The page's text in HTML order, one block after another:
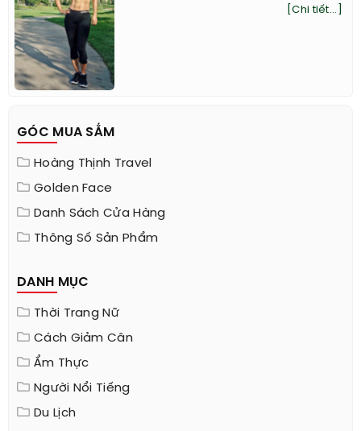
[Chi tiết...]
GÓC MUA SẮM
Hoàng Thịnh Travel
Golden Face
Danh Sách Cửa Hàng
Thông Số Sản Phẩm
DANH MỤC
Thời Trang Nữ
Cách Giảm Cân
Ẩm Thực
Người Nổi Tiếng
Du Lịch